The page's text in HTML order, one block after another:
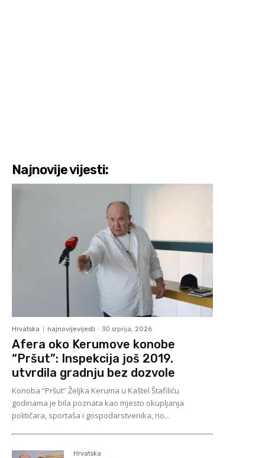
Najnovije vijesti:
Hrvatska najnovijevijesti - 30 srpnja, 2026
Afera oko Kerumove konobe
“Pršut”: Inspekcija još 2019.
utvrdila gradnju bez dozvole
Konoba “Pršut” Željka Keruma u Kaštel Štafiliću
godinama je bila poznata kao mjesto okupljanja
političara, sportaša i gospodarstvenika, no...
Hrvatska